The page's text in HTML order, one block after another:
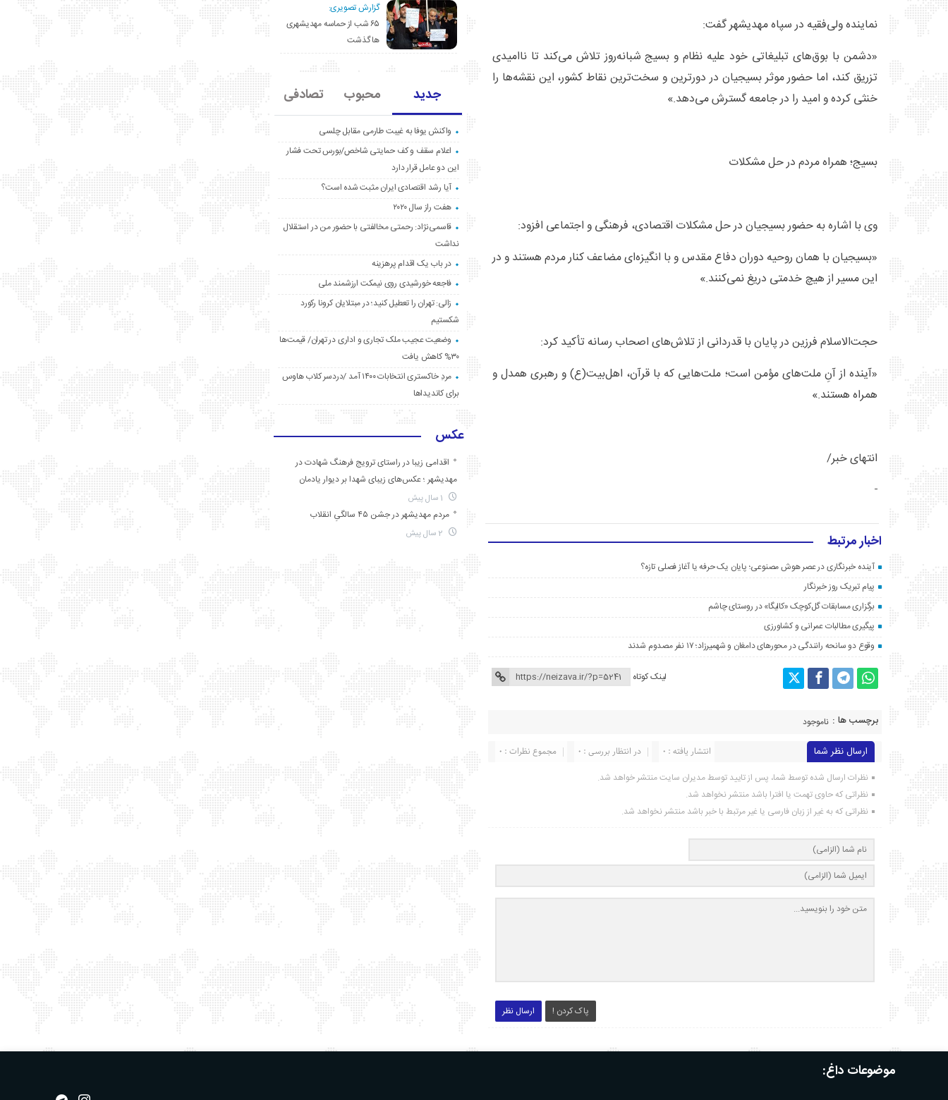
نماینده ولی‌فقیه در سپاه مهدیشهر گفت:
«دشمن با بوق‌های تبلیغاتی خود علیه نظام و بسیج شبانه‌روز تلاش می‌کند تا ناامیدی
تزریق کند، اما حضور موثر بسیجیان در دورترین و سخت‌ترین نقاط کشور، این نقشه‌ها را
خنثی کرده و امید را در جامعه گسترش می‌دهد.»
بسیج؛ همراه مردم در حل مشکلات
وی با اشاره به حضور بسیجیان در حل مشکلات اقتصادی، فرهنگی و اجتماعی افزود:
«بسیجیان با همان روحیه دوران دفاع مقدس و با انگیزه‌ای مضاعف کنار مردم هستند و در
این مسیر از هیچ خدمتی دریغ نمی‌کنند.»
حجت‌الاسلام فرزین در پایان با قدردانی از تلاش‌های اصحاب رسانه تأکید کرد:
«آینده از آنِ ملت‌های مؤمن است؛ ملت‌هایی که با قرآن، اهل‌بیت(ع) و رهبری همدل و
همراه هستند.»
انتهای خبر/
اخبار مرتبط
آینده خبرنگاری در عصر هوش مصنوعی؛ پایان یک حرفه یا آغاز فصلی تازه؟
پیام تبریک روز خبرنگار
برگزاری مسابقات گل‌کوچک «کالیگا» در روستای چاشم
پیگیری مطالبات عمرانی و کشاورزی
وقوع دو سانحه رانندگی در محورهای دامغان و شهمیرزاد؛ ۱۷ نفر مصدوم شدند
لینک کوتاه
برچسب ها : ناموجود
ارسال نظر شما مجموع نظرات : 0 در انتظار بررسی : 0 انتشار یافته : ۰
نظرات ارسال شده توسط شما، پس از تایید توسط مدیران سایت منتشر خواهد شد.
نظراتی که حاوی تهمت یا افترا باشد منتشر نخواهد شد.
نظراتی که به غیر از زبان فارسی یا غیر مرتبط با خبر باشد منتشر نخواهد شد.
ارسال نظر پاک کردن !
گزارش تصویری:
۶۵ شب از حماسه مهدیشهری
ها گذشت
جدید محبوب تصادفی
واکنش یوفا به غیبت طارمی مقابل چلسی
اعلام سقف و کف حمایتی شاخص/بورس تحت فشار
این دو عامل قرار دارد
آیا رشد اقتصادی ایران مثبت شده است؟
هفت راز سال ۲۰۲۰
قاسمی‌نژاد: رحمتی مخالفتی با حضور من در استقلال
نداشت
در باب یک اقدام پرهزینه
فاجعه خورشیدی روی نیمکت ارزشمند ملی
زالی: تهران را تعطیل کنید؛ در مبتلایان کرونا رکورد
شکستیم
وضعیت عجیب ملک تجاری و اداری در تهران/ قیمت‌ها
۳۰% کاهش یافت
مردِ خاکستری انتخابات ۱۴۰۰ آمد /دردسر کلاب هاوس
برای کاندیداها
عکس
اقدامی زیبا در راستای ترویج فرهنگ شهادت در
مهدیشهر ؛ عکس‌های زیبای شهدا بر دیوار یادمان
مردم مهدیشهر در جشن ۴۵ سالگیِ انقلاب
موضوعات داغ: